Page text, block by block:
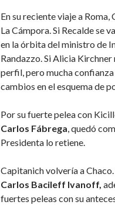
En su reciente viaje a
La Cámpora. Si Recalde se
en la órbita del ministro de
Randazzo. Si Alicia
perfil, pero mucha
cambios en el esquema de
Por su fuerte pelea con
Carlos Fábrega, quedó
Presidenta lo retiene.
Capitanich volvería a
Carlos Bacileff Ivanoff,
fuertes peleas con su